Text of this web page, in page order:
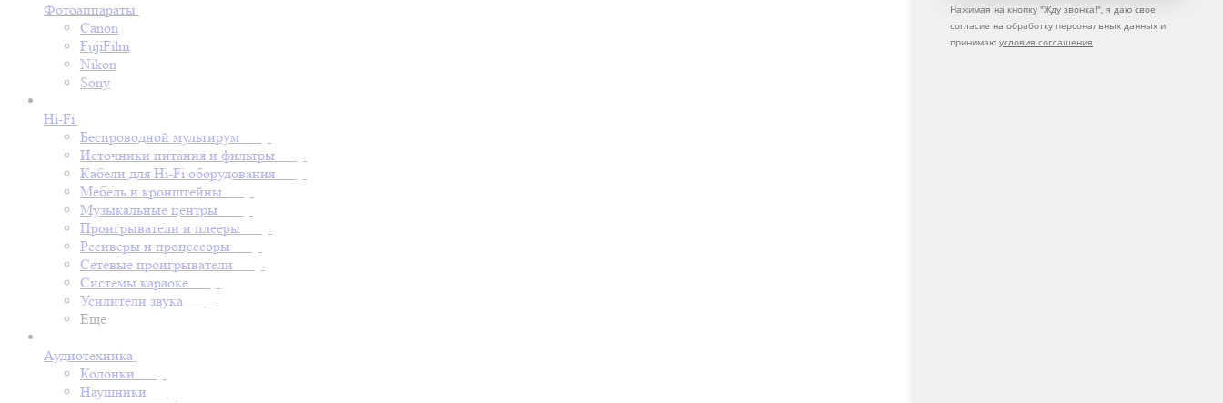
Фотоаппараты
Canon
FujiFilm
Nikon
Sony
Hi-Fi
Беспроводной мультирум
Источники питания и фильтры
Кабели для Hi-Fi оборудования
Мебель и кронштейны
Музыкальные центры
Проигрыватели и плееры
Ресиверы и процессоры
Сетевые проигрыватели
Системы караоке
Усилители звука
Еще
Аудиотехника
Колонки
Наушники
Нажимая на кнопку "Жду звонка!", я даю свое
согласие на обработку персональных данных и
принимаю условия соглашения